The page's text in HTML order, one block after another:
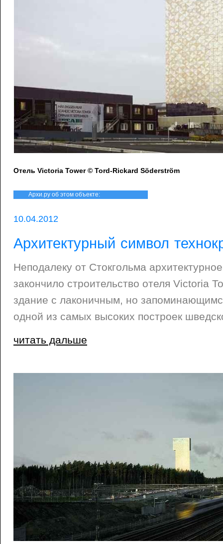
Отель Victoria Tower © Tord-Rickard Söderström
Архи.ру об этом объекте:
10.04.2012
Архитектурный символ
Неподалеку от Стокгольма
закончило строительство отеля Victoria
здание с лаконичным, но
одной из самых высоких построек
читать дальше